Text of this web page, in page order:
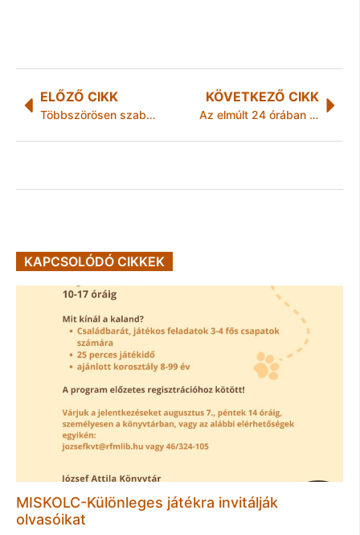
ELŐZŐ CIKK
Többszörösen szabálysértő kistermelővel szemben intézkedett Nébih
KÖVETKEZŐ CIKK
Az elmúlt 24 órában történt
KAPCSOLÓDÓ CIKKEK
MISKOLC-Különleges játékra invitálják
olvasóikat